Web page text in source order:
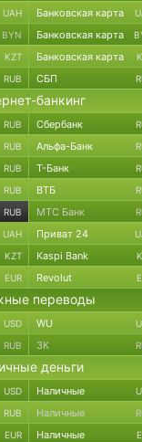
UAH Банковская карта
BYN Банковская карта
KZT Банковская карта
RUB СБП
банкинг
RUB Сбербанк
RUB Альфа-Банк
RUB Т-Банк
RUB ВТБ
RUB МТС Банк
UAH Приват 24
KZT Kaspi Bank
EUR Revolut
переводы
USD WU
RUB ЗК
деньги
USD Наличные
RUB Наличные
EUR Наличные